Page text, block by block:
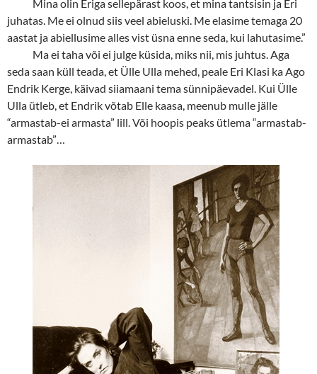
Mina olin Eriga sellepärast koos, et mina tantsisin ja Eri
juhatas. Me ei olnud siis veel abieluski. Me elasime temaga 20
aastat ja abiellusime alles vist üsna enne seda, kui lahutasime.”
Ma ei taha või ei julge küsida, miks nii, mis juhtus. Aga
seda saan küll teada, et Ülle Ulla mehed, peale Eri Klasi ka Ago
Endrik Kerge, käivad siiamaani tema sünnipäevadel. Kui Ülle
Ulla ütleb, et Endrik võtab Elle kaasa, meenub mulle jälle
“armastab-ei armasta” lill. Või hoopis peaks ütlema “armastab-
armastab”…